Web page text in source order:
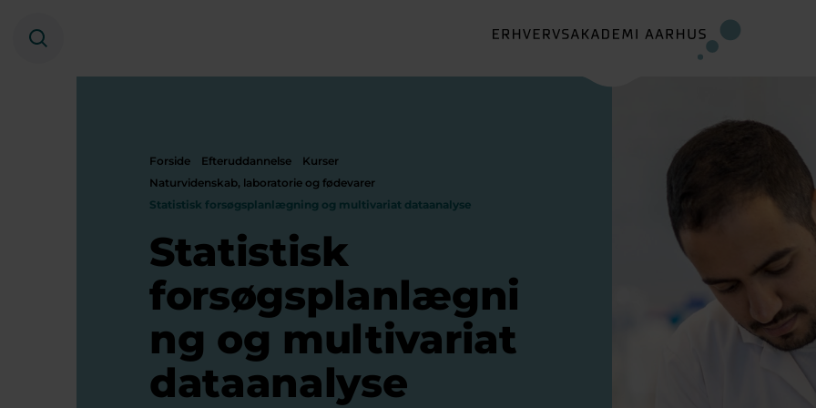
Søg
Forside Efteruddannelse
Kurser
Naturvidenskab, laboratorie og fødevarer
Statistisk forsøgsplanlægning og multivariat dataanalyse
Statistisk
forsøgsplanlægni
ng og multivariat
dataanalyse